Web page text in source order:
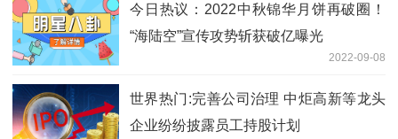
今日热议：2022中秋锦华月饼再破圈！
“海陆空”宣传攻势斩获破亿曝光
2022-09-08
世界热门:完善公司治理 中炬高新等龙头
企业纷纷披露员工持股计划